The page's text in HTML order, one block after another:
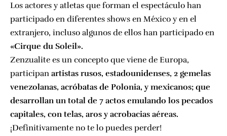
Los actores y atletas que forman el espectáculo han
participado en diferentes shows en México y en el
extranjero, incluso algunos de ellos han participado en
«Cirque du Soleil».
Zenzualite es un concepto que viene de Europa,
participan artistas rusos, estadounidenses, 2 gemelas
venezolanas, acróbatas de Polonia, y mexicanos; que
desarrollan un total de 7 actos emulando los pecados
capitales, con telas, aros y acrobacias aéreas.
¡Definitivamente no te lo puedes perder!